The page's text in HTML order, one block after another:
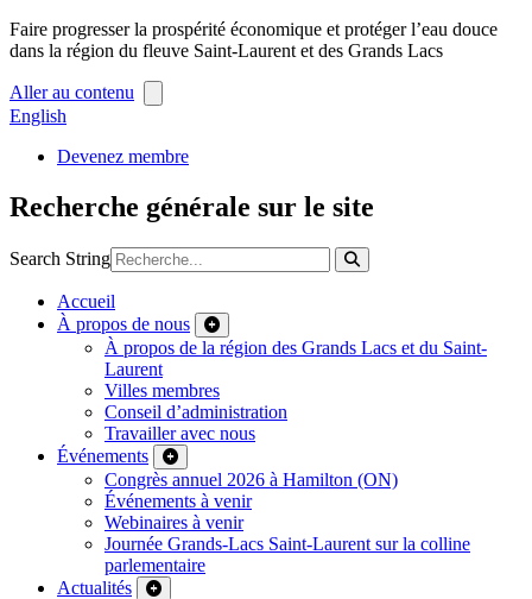
Faire progresser la prospérité économique et protéger l’eau douce
dans la région du fleuve Saint-Laurent et des Grands Lacs
Aller au contenu
English
Devenez membre
Recherche générale sur le site
Search String
Accueil
À propos de nous
À propos de la région des Grands Lacs et du Saint-
Laurent
Villes membres
Conseil d’administration
Travailler avec nous
Événements
Congrès annuel 2026 à Hamilton (ON)
Événements à venir
Webinaires à venir
Journée Grands-Lacs Saint-Laurent sur la colline
parlementaire
Actualités